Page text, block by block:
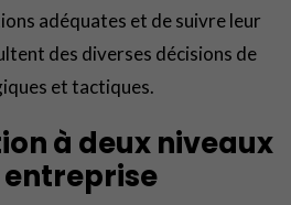
adéquates et de suivre leur
des diverses décisions de
et tactiques.
à deux niveaux
entreprise